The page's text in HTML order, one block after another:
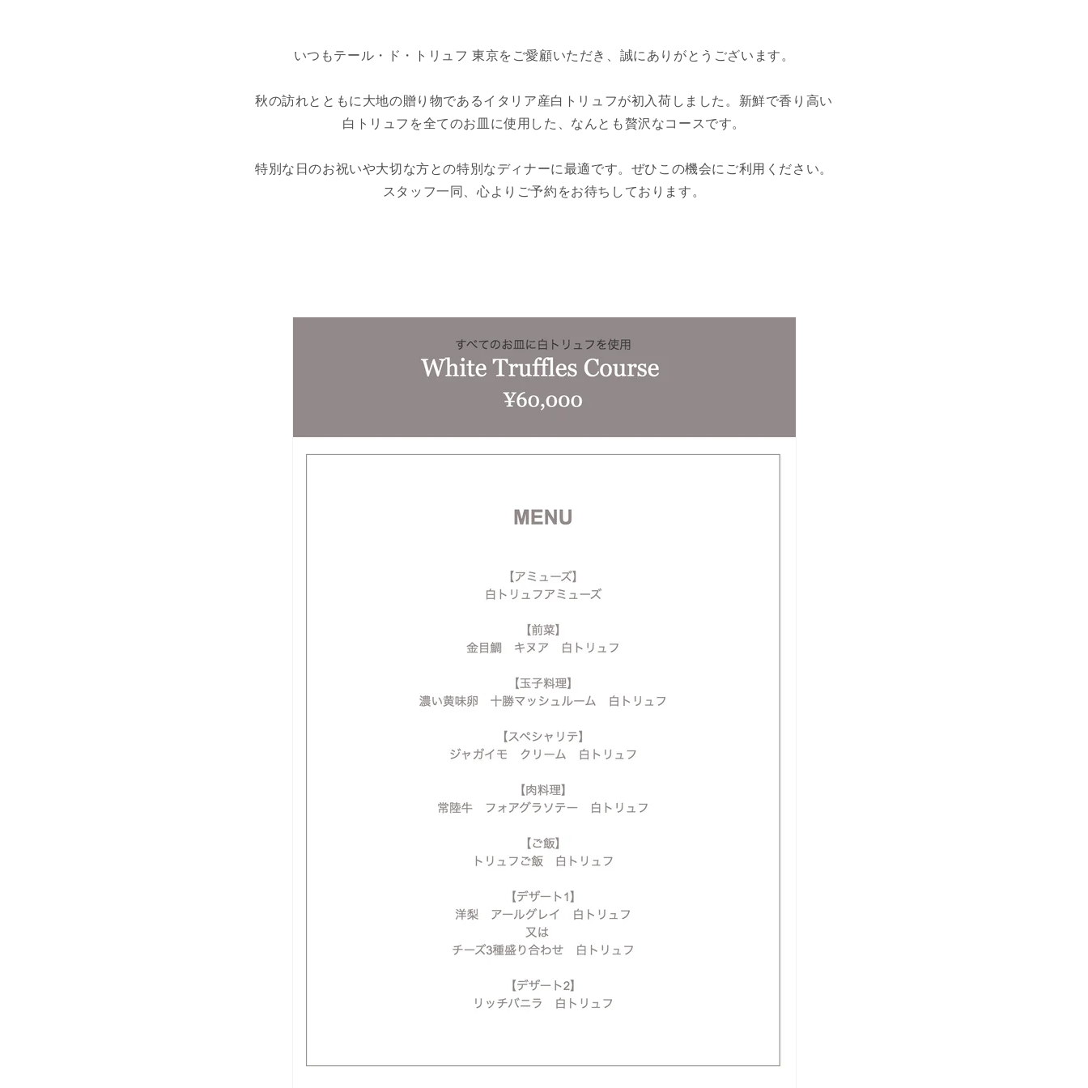
いつもテール・ド・トリュフ 東京をご愛顧いただき、誠にありがとうございます。
秋の訪れとともに大地の贈り物であるイタリア産白トリュフが初入荷しました。新鮮で香り高い
白トリュフを全てのお皿に使用した、なんとも贅沢なコースです。
特別な日のお祝いや大切な方との特別なディナーに最適です。ぜひこの機会にご利用ください。
スタッフ一同、心よりご予約をお待ちしております。